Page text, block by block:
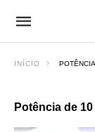
INÍCIO
Potência de 10